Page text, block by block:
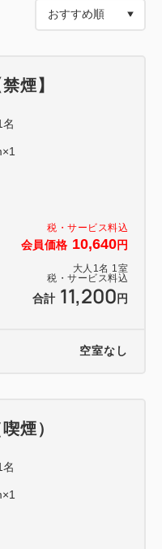
）のお買上げで使え
は1 会計につき1 枚
用いただけない店舗
ェブサイトの「お知ら
index.html/?start=0
いては施設ウェブサ
税・サービス料込
会員価格 10,640円
大人 1 名 1 室
税・サービス料込
合計 11,200円
煙】
名
空室なし
煙）
名